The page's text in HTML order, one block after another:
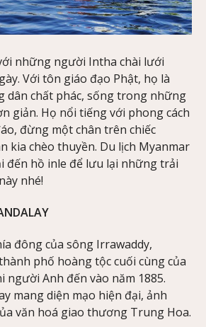
những người Intha chài lưới
Với tôn giáo đạo Phật, họ là
dân chất phác, sống trong những
giản. Họ nổi tiếng với phong cách
đừng một chân trên chiếc
kia chèo thuyền. Du lịch Myanmar
đến hồ inle để lưu lại những trải
nhé!
đông của sông Irrawaddy,
phố hoàng tộc cuối cùng của
người Anh đến vào năm 1885.
mang diện mạo hiện đại, ảnh
văn hoá giao thương Trung Hoa.